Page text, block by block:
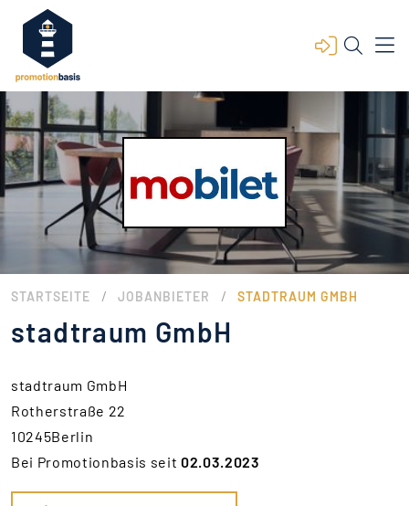
STARTSEITE / JOBANBIETER / STADTRAUM GMBH
stadtraum GmbH
stadtraum GmbH
Rotherstraße 22
10245Berlin
Bei Promotionbasis seit02.03.2023